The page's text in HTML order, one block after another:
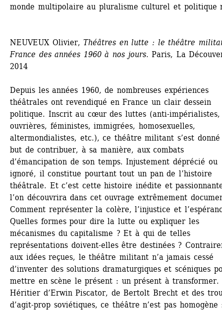
monde multipolaire au pluralisme culturel et politique
NEUVEUX Olivier, Théâtres en lutte : le théâtre
France des années 1960 à nos jours. Paris, La
2014
Depuis les années 1960, de nombreuses expériences
théâtrales ont revendiqué en France un clair dessein
politique. Inscrit au cœur des luttes (anti-impérialistes,
ouvrières, féministes, immigrées, homosexuelles,
altermondialistes, etc.), ce théâtre militant s’est
but de contribuer, à sa manière, aux combats
d’émancipation de son temps. Injustement déprécié ou
ignoré, il constitue pourtant tout un pan de l’histoire
théâtrale. Et c’est cette histoire inédite et
l’on découvrira dans cet ouvrage extrêmement
Comment représenter la colère, l’injustice et
Quelles formes pour dire la lutte ou expliquer les
mécanismes du capitalisme ? Et à qui de telles
représentations doivent-elles être destinées ?
aux idées reçues, le théâtre militant n’a jamais cessé
d’inventer des solutions dramaturgiques et scéniques
mettre en scène le présent : un présent à transformer.
Héritier d’Erwin Piscator, de Bertolt Brecht et des
d’agit-prop soviétiques, ce théâtre n’est pas